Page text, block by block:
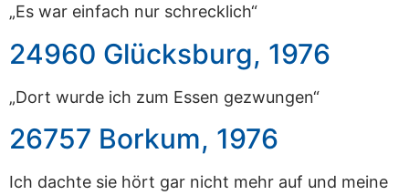
„Es war einfach nur schrecklich“
24960 Glücksburg, 1976
„Dort wurde ich zum Essen gezwungen“
26757 Borkum, 1976
Ich dachte sie hört gar nicht mehr auf und meine